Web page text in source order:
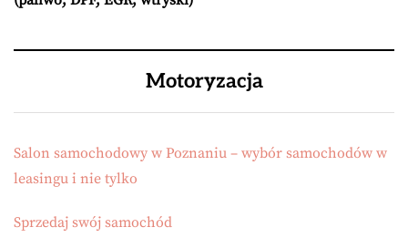
Motoryzacja
Salon samochodowy w Poznaniu – wybór samochodów w
leasingu i nie tylko
Sprzedaj swój samochód